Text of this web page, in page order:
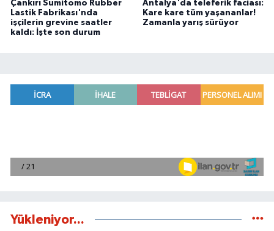
Çankırı Sumitomo Rubber
Lastik Fabrikası'nda
işçilerin grevine saatler
kaldı: İşte son durum
Antalya'da teleferik faciası:
Kare kare tüm yaşananlar!
Zamanla yarış sürüyor
Yükleniyor...